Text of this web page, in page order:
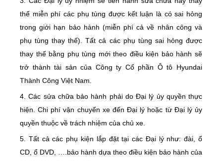
thế miễn phí các phụ tùng được kết luận là có sai hỏng
trong giới hạn bảo hành (miễn phí cả về nhân công và
phụ tùng thay thế). Tất cả các phụ tùng sai hỏng được
thay thế bằng phụ tùng mới theo điều kiện bảo hành sẽ
trở thành tài sản của Công ty Cổ phần Ô tô Hyundai
Thành Công Việt Nam.
4. Các sửa chữa bảo hành phải do Đại lý ủy quyền thực
hiện. Chi phí vận chuyển xe đến Đại lý hoặc từ Đại lý ủy
quyền thuộc về trách nhiệm của chủ xe.
5. Tất cả các phụ kiện lắp đặt tại các Đại lý như: đài, ổ
CD, ổ DVD, ….bảo hành dựa theo điều kiện bảo hành của